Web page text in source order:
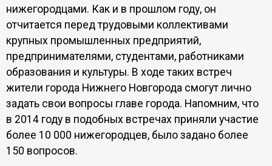
нижегородцами. Как и в прошлом году, он
отчитается перед трудовыми коллективами
крупных промышленных предприятий,
предпринимателями, студентами, работниками
образования и культуры. В ходе таких встреч
жители города Нижнего Новгорода смогут лично
задать свои вопросы главе города. Напомним, что
в 2014 году в подобных встречах приняли участие
более 10 000 нижегородцев, было задано более
150 вопросов.